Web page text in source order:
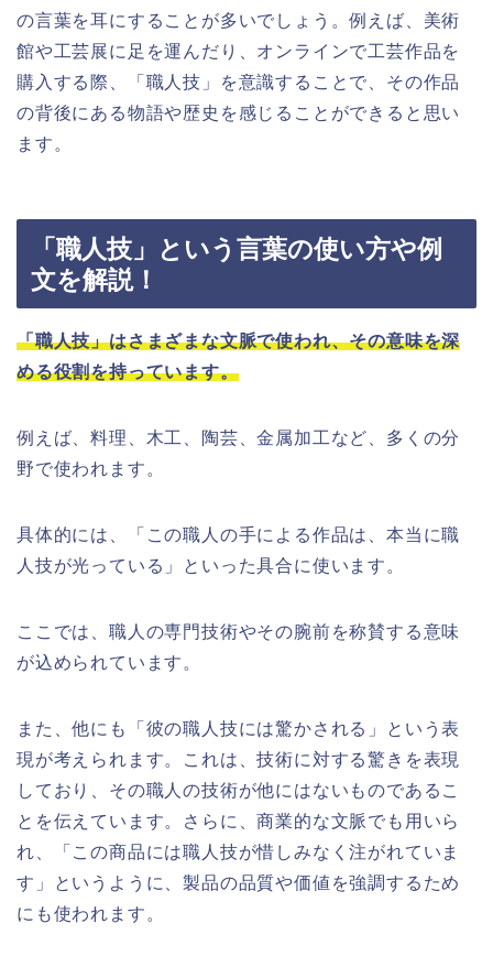
の言葉を耳にすることが多いでしょう。例えば、美術
館や工芸展に足を運んだり、オンラインで工芸作品を
購入する際、「職人技」を意識することで、その作品
の背後にある物語や歴史を感じることができると思い
ます。
「職人技」という言葉の使い方や例
文を解説！
「職人技」はさまざまな文脈で使われ、その意味を深
める役割を持っています。
例えば、料理、木工、陶芸、金属加工など、多くの分
野で使われます。
具体的には、「この職人の手による作品は、本当に職
人技が光っている」といった具合に使います。
ここでは、職人の専門技術やその腕前を称賛する意味
が込められています。
また、他にも「彼の職人技には驚かされる」という表
現が考えられます。これは、技術に対する驚きを表現
しており、その職人の技術が他にはないものであるこ
とを伝えています。さらに、商業的な文脈でも用いら
れ、「この商品には職人技が惜しみなく注がれていま
す」というように、製品の品質や価値を強調するため
にも使われます。